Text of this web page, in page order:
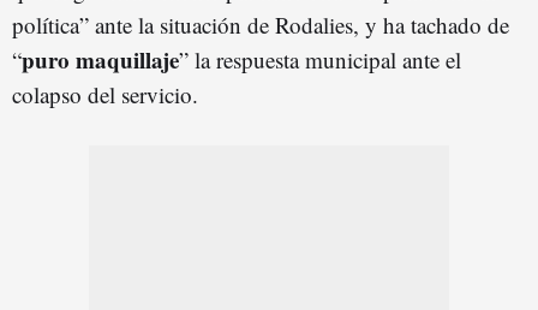
política” ante la situación de Rodalies, y ha tachado de
“puro maquillaje” la respuesta municipal ante el
colapso del servicio.